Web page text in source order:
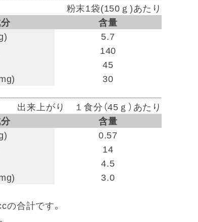
粉末1袋(150ｇ)あたり
含量
5.7
140
45
30
出来上がり １食分（45ｇ）あたり
含量
0.57
14
4.5
3.0
合計です。